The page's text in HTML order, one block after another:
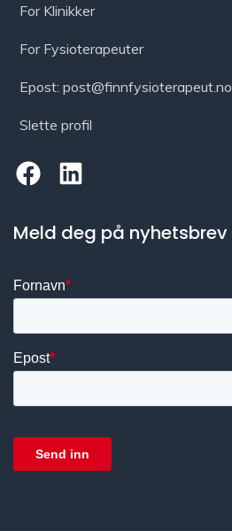
For Klinikker
For Fysioterapeuter
Epost: post@finnfysioterapeut.no
Slette profil
Meld deg på nyhetsbrev